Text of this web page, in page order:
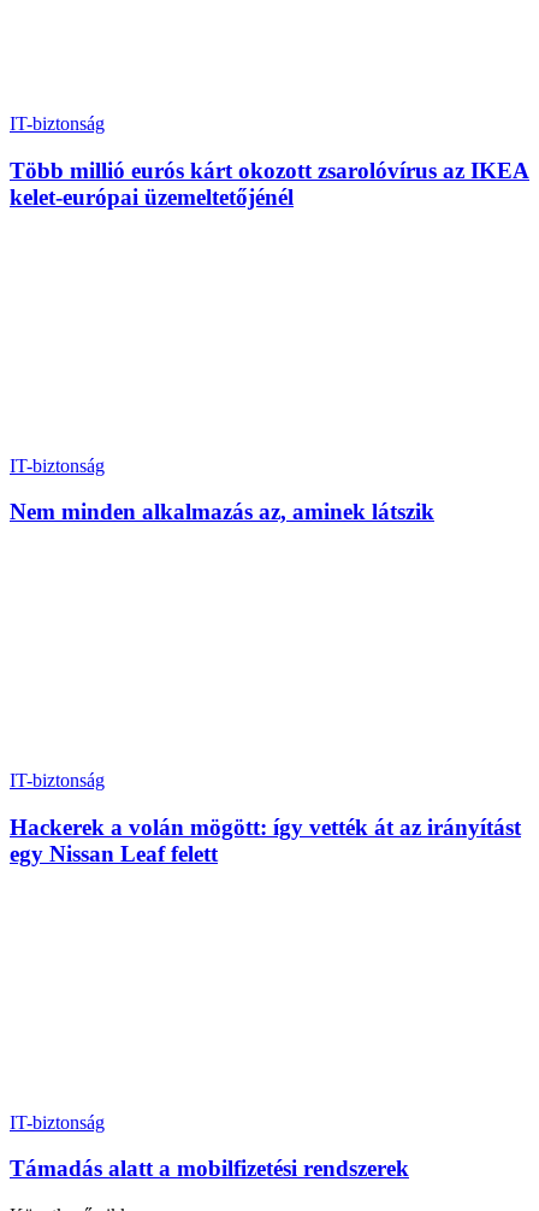
IT-biztonság
Több millió eurós kárt okozott zsarolóvírus az IKEA
kelet-európai üzemeltetőjénél
IT-biztonság
Nem minden alkalmazás az, aminek látszik
IT-biztonság
Hackerek a volán mögött: így vették át az irányítást
egy Nissan Leaf felett
IT-biztonság
Támadás alatt a mobilfizetési rendszerek